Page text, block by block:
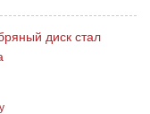
диск стал